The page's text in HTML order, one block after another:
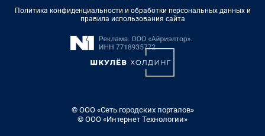
Политика конфиденциальности и обработки персональных данных и
правила использования сайта
© ООО «Сеть городских порталов»
© ООО «Интернет Технологии»